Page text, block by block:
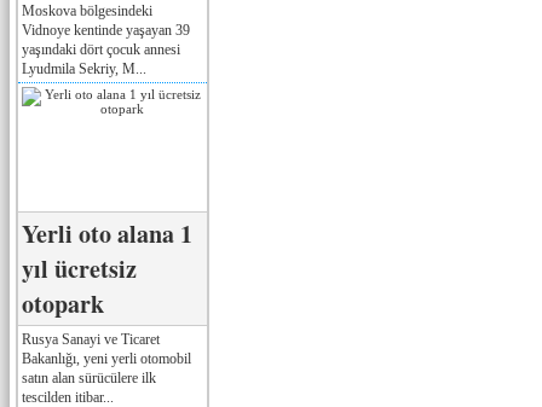
Moskova bölgesindeki
Vidnoye kentinde yaşayan 39
yaşındaki dört çocuk annesi
Lyudmila Sekriy, M...
Yerli oto alana 1
yıl ücretsiz
otopark
Rusya Sanayi ve Ticaret
Bakanlığı, yeni yerli otomobil
satın alan sürücülere ilk
tescilden itibar...